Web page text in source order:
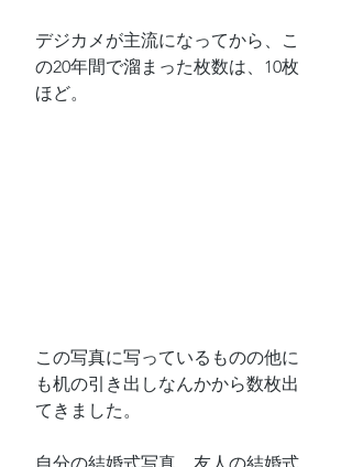
デジカメが主流になってから、こ
の20年間で溜まった枚数は、10枚
ほど。
この写真に写っているものの他に
も机の引き出しなんかから数枚出
てきました。